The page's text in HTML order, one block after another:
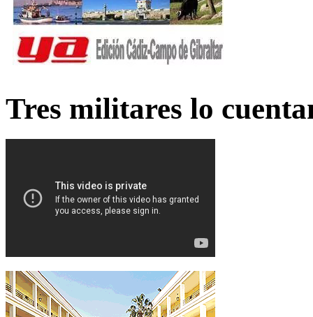
Tres militares lo